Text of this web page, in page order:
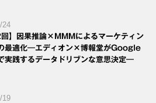
24
回】因果推論×MMMによるマーケティン
最適化―エディオン×博報堂がGoogle
実践するデータドリブンな意思決定―
19